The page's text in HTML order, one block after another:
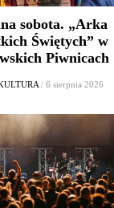
sobota. „Arka
Świętych” w
Piwnicach
/ 6 sierpnia 2026